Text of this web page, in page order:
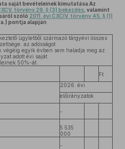
saját bevételeinek kimutatása Az
törvény 29. § (3) bekezdés , valamint
szóló 2011. évi CXCIV. törvény 45. § (1)
a.) pontja alapján
ügyletből származó tárgyévi összes
az adósságot
egyik évben sem haladja meg az
adott évi saját
50%-át.
Ft
2026. évi
előirányzatok
-
5 535
000
-